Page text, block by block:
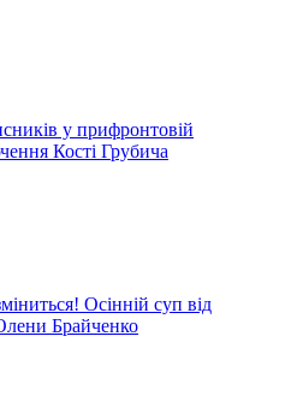
у прифронтовій
Кості Грубича
Осінній суп від
Брайченко